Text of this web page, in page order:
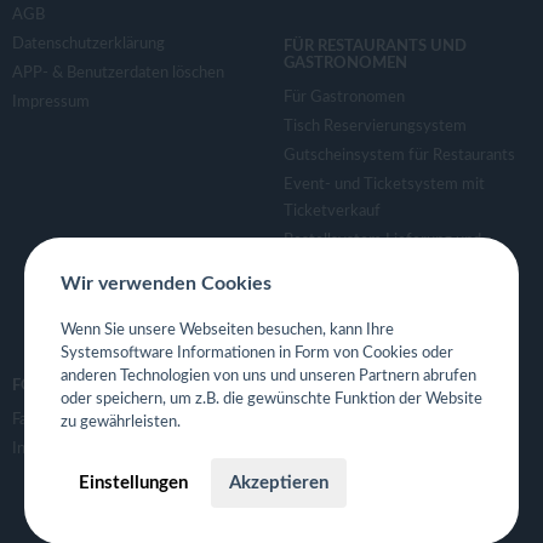
AGB
Datenschutzerklärung
APP- & Benutzerdaten löschen
Impressum
FÜR RESTAURANTS UND
GASTRONOMEN
Für Gastronomen
Tisch Reservierungsystem
Gutscheinsystem für Restaurants
Event- und Ticketsystem mit
Ticketverkauf
Bestellsystem Lieferung und
Eigene App für Restaurant
FOLGE UNS
Facebook
Instagram
Wir verwenden Cookies
Wenn Sie unsere Webseiten besuchen, kann Ihre
Systemsoftware Informationen in Form von Cookies oder
anderen Technologien von uns und unseren Partnern abrufen
oder speichern, um z.B. die gewünschte Funktion der Website
zu gewährleisten.
Einstellungen Akzeptieren